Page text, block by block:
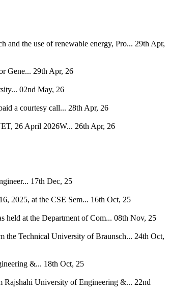
and the use of renewable energy, Pro... 29th Apr,
Gene... 29th Apr, 26
02nd May, 26
a courtesy call... 28th Apr, 26
26 April 2026W... 26th Apr, 26
17th Dec, 25
2025, at the CSE Sem... 16th Oct, 25
at the Department of Com... 08th Nov, 25
the Technical University of Braunsch... 24th Oct,
&... 18th Oct, 25
Rajshahi University of Engineering &... 22nd